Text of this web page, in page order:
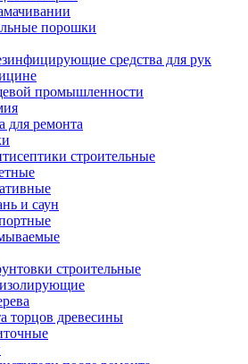
порошки
средства для рук
промышленности
для ремонта
строительные
и саун
строительные
торцов древесины